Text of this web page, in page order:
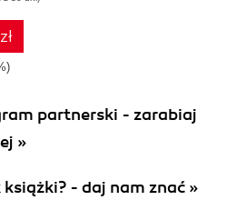
partnerski - zarabiaj
»
książki? - daj nam znać »